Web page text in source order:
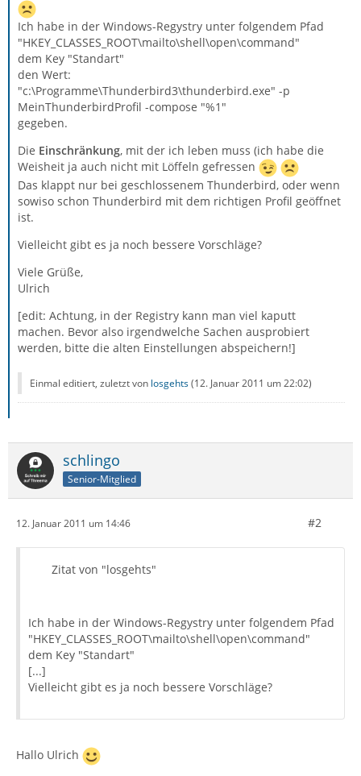
Ich habe in der Windows-Regystry unter folgendem Pfad
"HKEY_CLASSES_ROOT\mailto\shell\open\command"
dem Key "Standart"
den Wert:
"c:\Programme\Thunderbird3\thunderbird.exe" -p
MeinThunderbirdProfil -compose "%1"
gegeben.
Die Einschränkung, mit der ich leben muss (ich habe die
Weisheit ja auch nicht mit Löffeln gefressen
Das klappt nur bei geschlossenem Thunderbird, oder wenn
sowiso schon Thunderbird mit dem richtigen Profil geöffnet
ist.
Vielleicht gibt es ja noch bessere Vorschläge?
Viele Grüße,
Ulrich
[edit: Achtung, in der Registry kann man viel kaputt
machen. Bevor also irgendwelche Sachen ausprobiert
werden, bitte die alten Einstellungen abspeichern!]
Einmal editiert, zuletzt von losgehts(12. Januar 2011 um 22:02)
schlingo
Senior-Mitglied
12. Januar 2011 um 14:46 #2
Zitat von "losgehts"
Ich habe in der Windows-Regystry unter folgendem Pfad
"HKEY_CLASSES_ROOT\mailto\shell\open\command"
dem Key "Standart"
[...]
Vielleicht gibt es ja noch bessere Vorschläge?
Hallo Ulrich